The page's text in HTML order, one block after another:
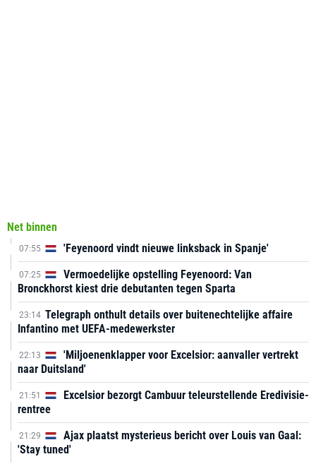
Net binnen
07:55 'Feyenoord vindt nieuwe linksback in Spanje'
07:25
Vermoedelijke opstelling Feyenoord: Van
Bronckhorst kiest drie debutanten tegen Sparta
23:14 Telegraph onthult details over buitenechtelijke affaire
Infantino met UEFA-medewerkster
22:13
'Miljoenenklapper voor Excelsior: aanvaller vertrekt
naar Duitsland'
21:51
Excelsior bezorgt Cambuur teleurstellende Eredivisie-
rentree
21:29
Ajax plaatst mysterieus bericht over Louis van Gaal:
'Stay tuned'